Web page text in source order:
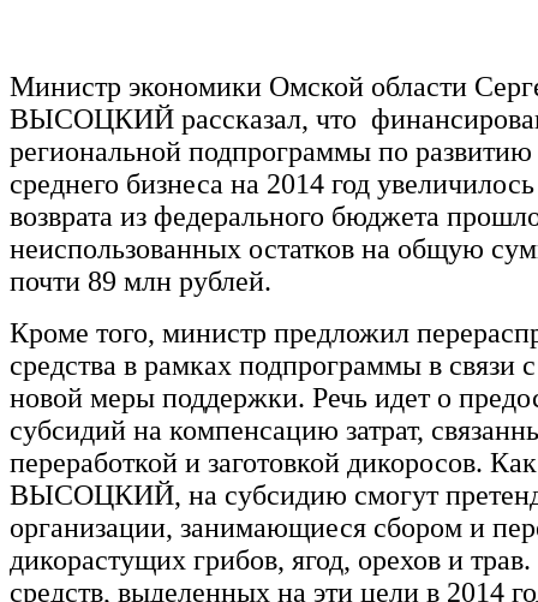
Министр экономики Омской области
ВЫСОЦКИЙ рассказал, что
региональной подпрограммы по развитию
среднего бизнеса на 2014 год увеличилось
возврата из федерального бюджета
неиспользованных остатков на общую
почти 89 млн рублей.
Кроме того, министр предложил
средства в рамках подпрограммы в связи
новой меры поддержки. Речь идет о
субсидий на компенсацию затрат,
переработкой и заготовкой дикоросов.
ВЫСОЦКИЙ, на субсидию смогут
организации, занимающиеся сбором и
дикорастущих грибов, ягод, орехов и
средств, выделенных на эти цели в 2014